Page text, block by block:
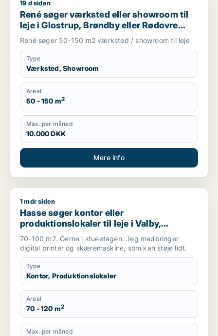
René søger værksted eller showroom til leje i Glostrup,
19 d siden
René søger værksted eller showroom til
leje i Glostrup, Brøndby eller Rødovre
m.fl.
René søger 50-150 m2 værksted / showroom til leje
Type
Værksted, Showroom
Areal
50 - 150 m2
Max. per måned
10.000 DKK
Mere info
Hasse søger kontor eller produktionslokaler til leje i Valby,
1 mdr siden
Hasse søger kontor eller
produktionslokaler til leje i Valby,
Albertslund eller Vallensbæk m.fl.
70-100 m2. Gerne i stueetagen. Jeg medbringer
digital printer og skæremaskine, som kan støje lidt.
Type
Kontor, Produktionslokaler
Areal
70 - 120 m2
Max. per måned